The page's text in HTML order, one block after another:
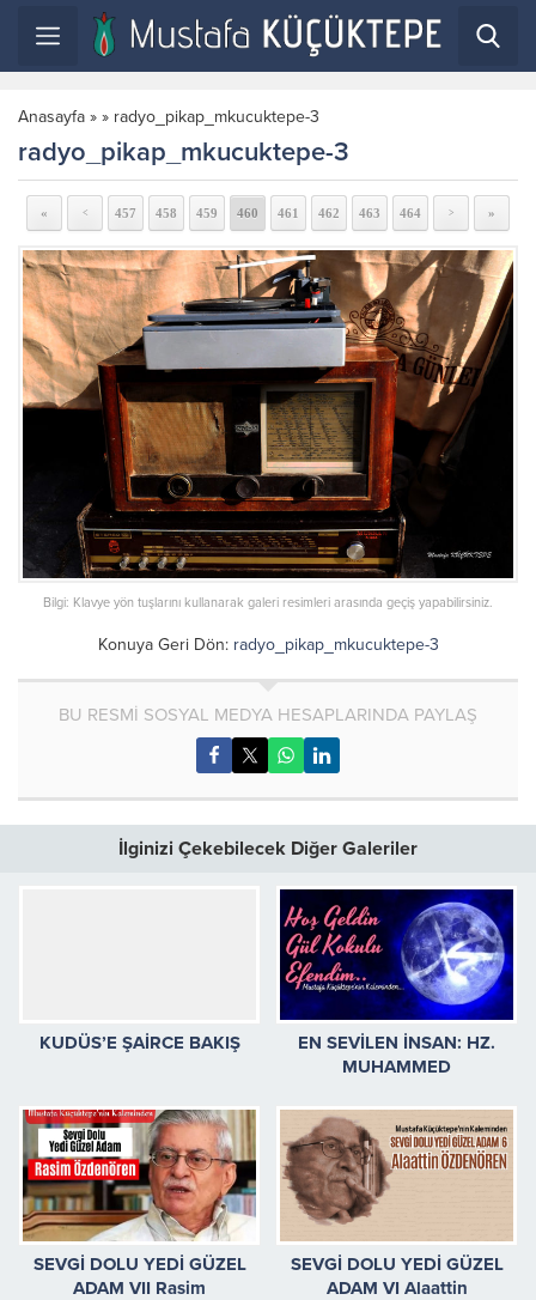
Anasayfa » » radyo_pikap_mkucuktepe-3
radyo_pikap_mkucuktepe-3
« < 457 458 459 460 461 462 463 464 > »
Bilgi: Klavye yön tuşlarını kullanarak galeri resimleri arasında geçiş yapabilirsiniz.
Konuya Geri Dön: radyo_pikap_mkucuktepe-3
BU RESMİ SOSYAL MEDYA HESAPLARINDA PAYLAŞ
İlginizi Çekebilecek Diğer Galeriler
KUDÜS’E ŞAİRCE BAKIŞ
EN SEVİLEN İNSAN: HZ.
MUHAMMED
SEVGİ DOLU YEDİ GÜZEL
ADAM VII Rasim
SEVGİ DOLU YEDİ GÜZEL
ADAM VI Alaattin